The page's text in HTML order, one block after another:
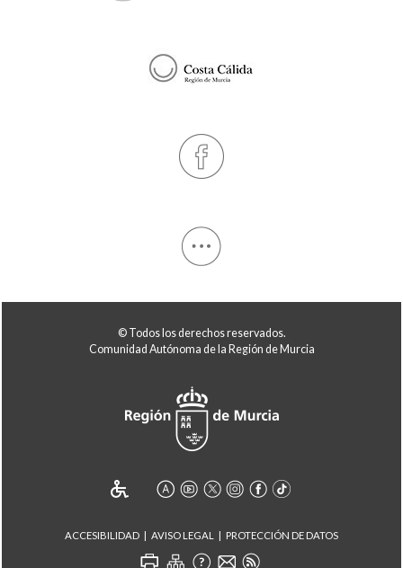
© Todos los derechos reservados.
Comunidad Autónoma de la Región de Murcia
ACCESIBILIDAD AVISO LEGAL PROTECCIÓN DE DATOS